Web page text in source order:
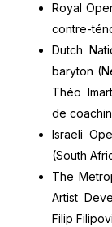
Royal
contre-
Dutch
baryton
Théo
de
Israeli
(South
The
Artist
Filip